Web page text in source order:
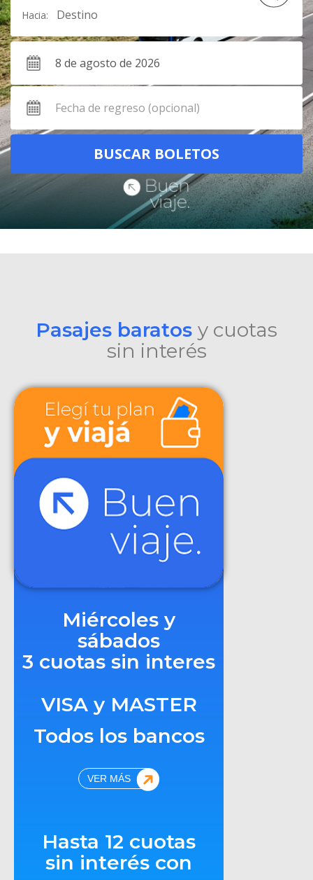
Pasajes baratos y cuotas
sin interés
Miércoles y
sábados
3 cuotas sin interes
VISA y MASTER
Todos los bancos
VER MÁS
Hasta 12 cuotas
sin interés con